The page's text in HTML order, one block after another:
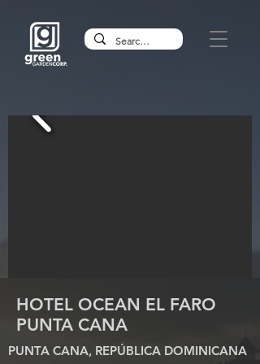
HOTEL OCEAN EL FARO
PUNTA CANA
PUNTA CANA, REPÚBLICA DOMINICANA